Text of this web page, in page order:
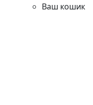
Ваш кошик